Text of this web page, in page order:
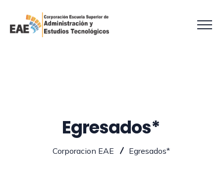
Egresados*
Corporacion EAE Egresados*